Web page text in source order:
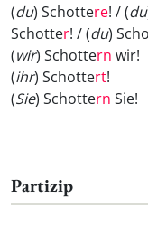
(du) Schottere! / (du
Schotter! / (du)
(wir) Schottern wir!
(ihr) Schottert!
(Sie) Schottern Sie!
Partizip